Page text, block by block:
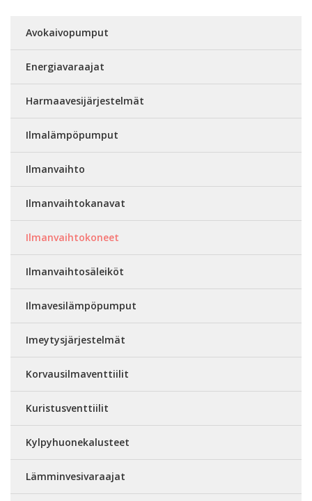
Avokaivopumput
Energiavaraajat
Harmaavesijärjestelmät
Ilmalämpöpumput
Ilmanvaihto
Ilmanvaihtokanavat
Ilmanvaihtokoneet
Ilmanvaihtosäleiköt
Ilmavesilämpöpumput
Imeytysjärjestelmät
Korvausilmaventtiilit
Kuristusventtiilit
Kylpyhuonekalusteet
Lämminvesivaraajat